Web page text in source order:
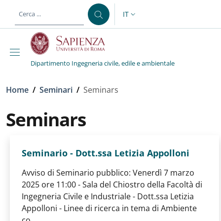
al contenuto principale
SELETTORE LINGUA:
IT
Dipartimento Ingegneria civile, edile e ambientale
Briciole di pane
Home / Seminari / Seminars
Seminars
Seminario - Dott.ssa Letizia Appolloni
Avviso di Seminario pubblico: Venerdì 7 marzo
2025 ore 11:00 - Sala del Chiostro della Facoltà di
Ingegneria Civile e Industriale - Dott.ssa Letizia
Appolloni - Linee di ricerca in tema di Ambiente